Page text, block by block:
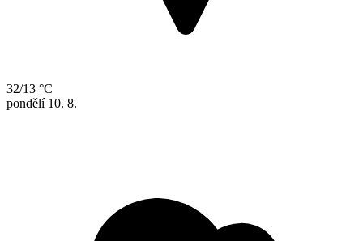
32/13 °C
pondělí 10. 8.